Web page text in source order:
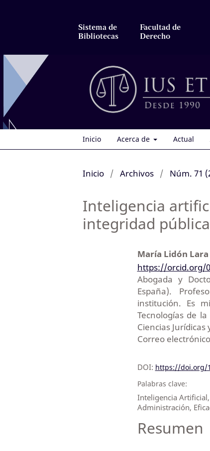
Sistema de
Bibliotecas
Facultad de
Derecho
Inicio Acerca de Actual
Inicio / Archivos / Núm. 71
Inteligencia
integridad pública
María Lidón
https://orcid.org/
Abogada y
España).
institución. Es
Tecnologías de
Ciencias
Correo
DOI: https://doi.org/
Palabras clave:
Inteligencia
Administración,
Resumen